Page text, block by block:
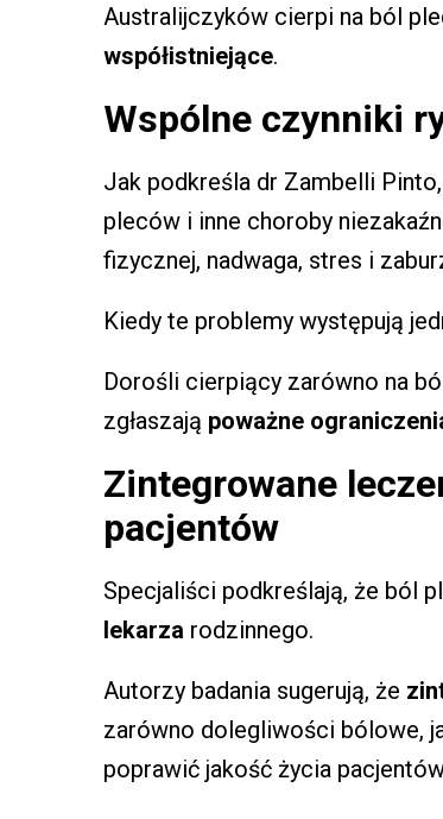
Australijczyków cierpi na ból
współistniejące.
Wspólne czynniki
Jak podkreśla dr Zambelli
pleców i inne choroby
fizycznej, nadwaga, stres i
Kiedy te problemy występują
Dorośli cierpiący zarówno na
zgłaszają poważne
Zintegrowane
pacjentów
Specjaliści podkreślają, że ból
lekarza rodzinnego.
Autorzy badania sugerują, że
zarówno dolegliwości bólowe,
poprawić jakość życia